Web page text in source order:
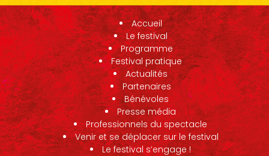
Accueil
Le festival
Programme
Festival pratique
Actualités
Partenaires
Bénévoles
Presse média
Professionnels du spectacle
Venir et se déplacer sur le festival
Le festival s’engage !